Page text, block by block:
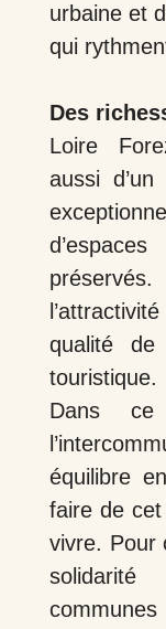
urbaine et
qui
Des
Loire
aussi d’un
qualité de
touristique.
Dans
équilibre
faire de
vivre. Pour